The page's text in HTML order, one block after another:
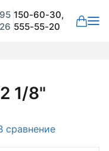
150-60-30,
555-55-20
1/8"
сравнение